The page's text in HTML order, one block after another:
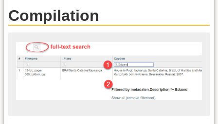
Compilation